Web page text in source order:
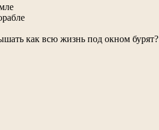
как всю жизнь под окном бурят?